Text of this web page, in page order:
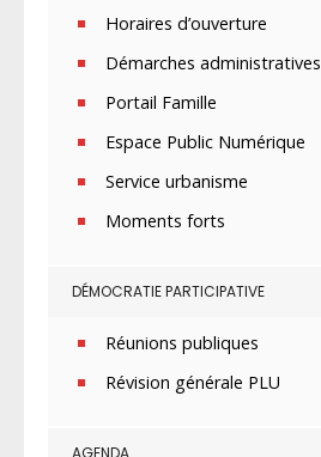
Horaires d’ouverture
Démarches administratives
Portail Famille
Espace Public Numérique
Service urbanisme
Moments forts
DÉMOCRATIE PARTICIPATIVE
Réunions publiques
Révision générale PLU